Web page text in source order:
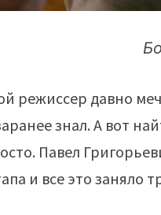
режиссер давно
знал. А вот
Павел
и все это заняло